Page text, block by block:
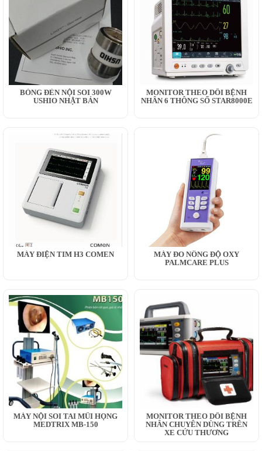
BÓNG ĐÈN NỘI SOI 300W
USHIO NHẬT BẢN
MONITOR THEO DÕI BỆNH
NHÂN 6 THÔNG SỐ STAR8000E
MÁY ĐIỆN TIM H3 COMEN
MÁY ĐO NỒNG ĐỘ OXY
PALMCARE PLUS
MÁY NỘI SOI TAI MŨI HỌNG
MEDTRIX MB-150
MONITOR THEO DÕI BỆNH
NHÂN CHUYÊN DÙNG TRÊN
XE CỨU THƯƠNG